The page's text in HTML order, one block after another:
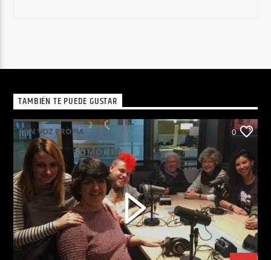
TAMBIÉN TE PUEDE GUSTAR
CON VOZ PROPIA 0